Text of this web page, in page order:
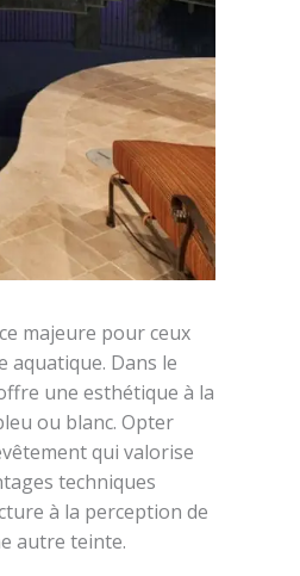
majeure pour ceux
aquatique. Dans le
une esthétique à la
ou blanc. Opter
qui valorise
techniques
à la perception de
autre teinte.